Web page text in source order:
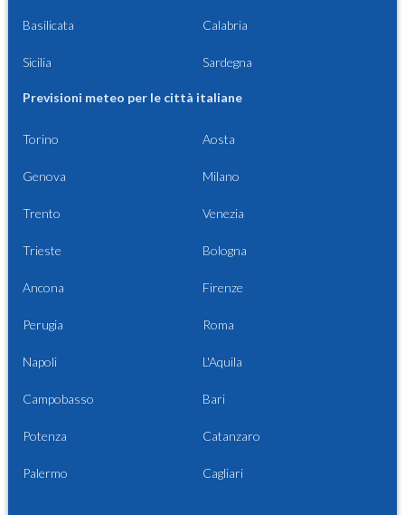
Basilicata Calabria
Sicilia Sardegna
Previsioni meteo per le città italiane
Torino Aosta
Genova Milano
Trento Venezia
Trieste Bologna
Ancona Firenze
Perugia Roma
Napoli L'Aquila
Campobasso Bari
Potenza Catanzaro
Palermo Cagliari